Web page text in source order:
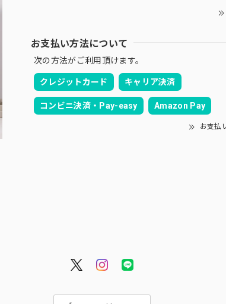
お支払い方法について
次の方法がご利用頂けます。
クレジットカード キャリア決済
コンビニ決済・Pay-easy Amazon Pay
お支払